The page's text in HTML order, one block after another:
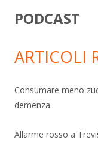
PODCAST
ARTICOLI
Consumare meno
demenza
Allarme rosso a